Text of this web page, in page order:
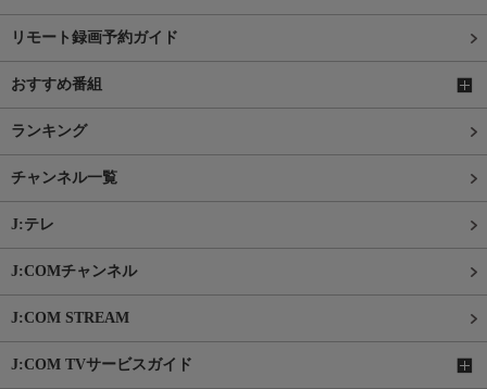
リモート録画予約ガイド
おすすめ番組
ランキング
チャンネル一覧
J:テレ
J:COMチャンネル
J:COM STREAM
J:COM TVサービスガイド